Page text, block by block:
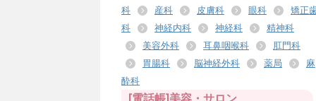
科
産科 皮膚科 眼科
矯正
科
神経内科 神経科
精神科
美容外科
耳鼻咽喉科
肛門科
胃腸科
脳神経外科 薬局
麻
酔科